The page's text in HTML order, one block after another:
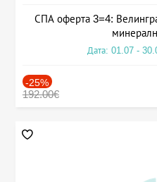
СПА оферта 3=4:
Дата: 01.07 -
-25%
192.00€